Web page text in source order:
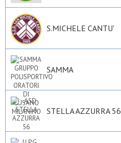
S.MICHELE CANTU'
SAMMA
STELLA AZZURRA 56